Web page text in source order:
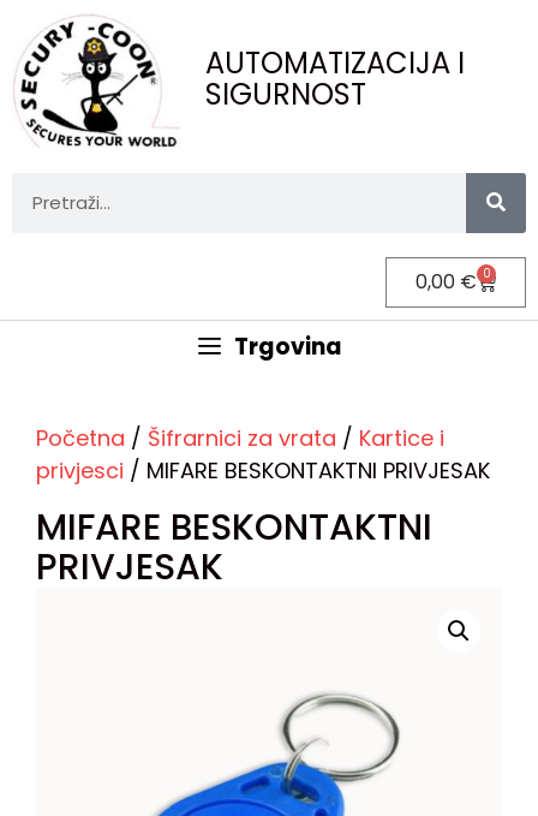
AUTOMATIZACIJA I
SIGURNOST
0,00 € 0
Trgovina
Početna / Šifrarnici za vrata / Kartice i
privjesci / MIFARE BESKONTAKTNI PRIVJESAK
MIFARE BESKONTAKTNI
PRIVJESAK